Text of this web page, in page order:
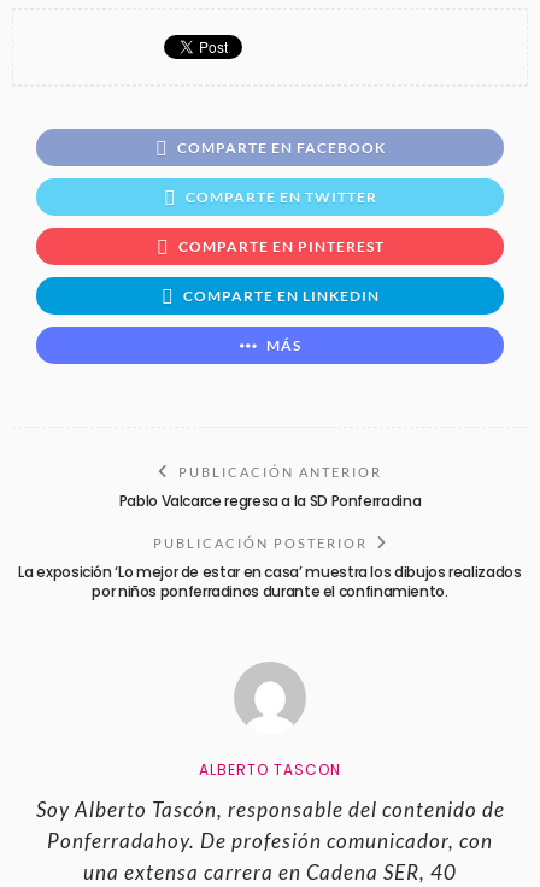
COMPARTE EN FACEBOOK
COMPARTE EN TWITTER
COMPARTE EN PINTEREST
COMPARTE EN LINKEDIN
MÁS
PUBLICACIÓN ANTERIOR
Pablo Valcarce regresa a la SD Ponferradina
PUBLICACIÓN POSTERIOR
La exposición ‘Lo mejor de estar en casa’ muestra los dibujos realizados
por niños ponferradinos durante el confinamiento.
ALBERTO TASCON
Soy Alberto Tascón, responsable del contenido de
Ponferradahoy. De profesión comunicador, con
una extensa carrera en Cadena SER, 40